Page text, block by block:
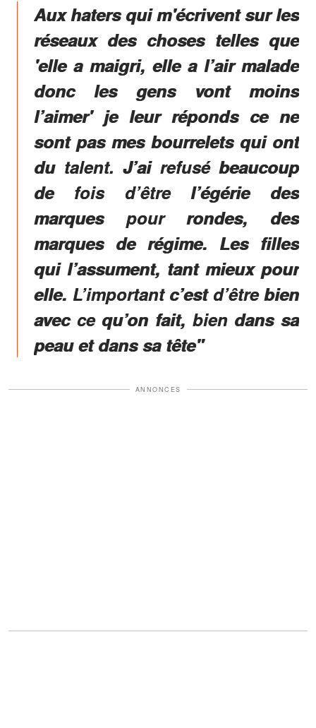
Aux haters qui m'écrivent sur les
réseaux des choses telles que
'elle a maigri, elle a l’air malade
donc les gens vont moins
l’aimer' je leur réponds ce ne
sont pas mes bourrelets qui ont
du talent. J’ai refusé beaucoup
de fois d’être l’égérie des
marques pour rondes, des
marques de régime. Les filles
qui l’assument, tant mieux pour
elle. L’important c’est d’être bien
avec ce qu’on fait, bien dans sa
peau et dans sa tête"
ANNONCES